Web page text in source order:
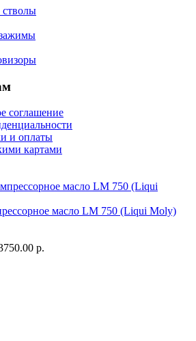
соглашение
и оплаты
картами
масло LM 750 (Liqui Moly)
р.